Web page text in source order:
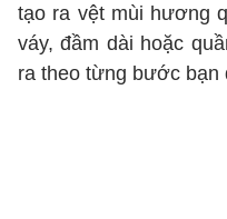
tạo ra vệt mùi hương
váy, đầm dài hoặc
ra theo từng bước bạn